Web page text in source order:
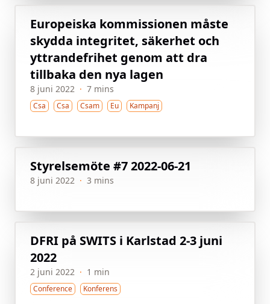
Europeiska kommissionen måste
skydda integritet, säkerhet och
yttrandefrihet genom att dra
tillbaka den nya lagen
8 juni 2022 · 7 mins
Csa Csa Csam Eu Kampanj
Styrelsemöte #7 2022-06-21
8 juni 2022 · 3 mins
DFRI på SWITS i Karlstad 2-3 juni
2022
2 juni 2022 · 1 min
Conference Konferens